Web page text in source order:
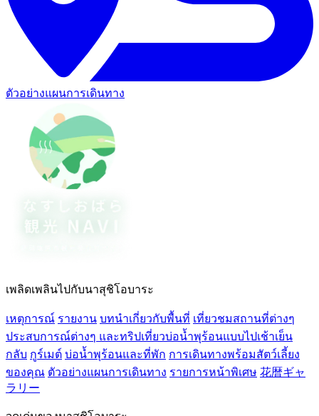
ตัวอย่างแผนการเดินทาง
เพลิดเพลินไปกับนาสุชิโอบาระ
เหตุการณ์ รายงาน บทนำเกี่ยวกับพื้นที่ เที่ยวชมสถานที่ต่างๆ
ประสบการณ์ต่างๆ และทริปเที่ยวบ่อน้ำพุร้อนแบบไปเช้าเย็น
กลับ กูร์เมต์ บ่อน้ำพุร้อนและที่พัก การเดินทางพร้อมสัตว์เลี้ยง
ของคุณ ตัวอย่างแผนการเดินทาง รายการหน้าพิเศษ 花暦ギャ
ラリー